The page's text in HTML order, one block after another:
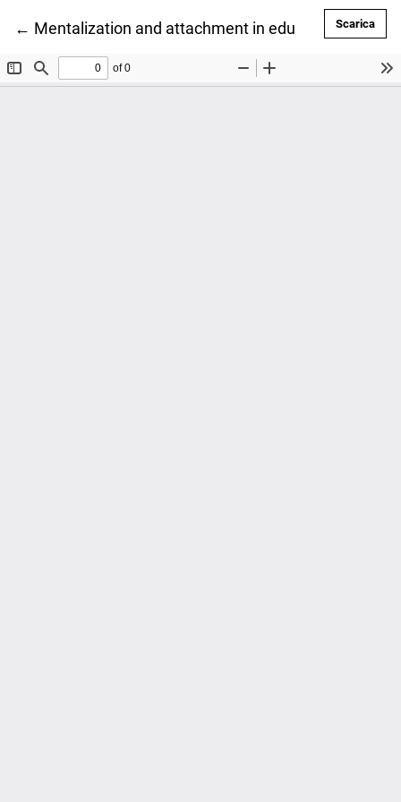
← Ritorna ai dettagli dell'articolo
Mentalization and attachment in educationalScarica